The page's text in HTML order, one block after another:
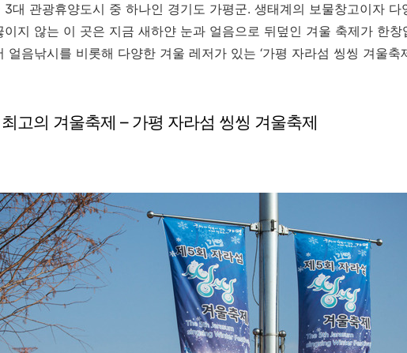
3대 관광휴양도시 중 하나인 경기도 가평군. 생태계의 보물창고이자
이지 않는 이 곳은 지금 새하얀 눈과 얼음으로 뒤덮인 겨울 축제가 한
얼음낚시를 비롯해 다양한 겨울 레저가 있는 ‘가평 자라섬 씽씽 겨울축
고의 겨울축제 – 가평 자라섬 씽씽 겨울축제